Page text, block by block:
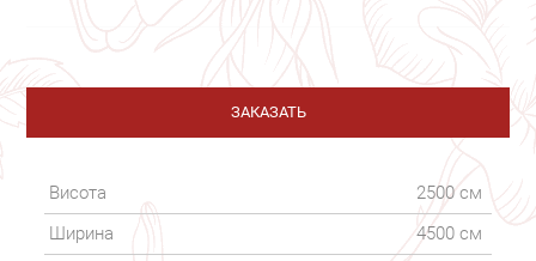
ЗАКАЗАТЬ
Висота
2500 см
Ширина
4500 см